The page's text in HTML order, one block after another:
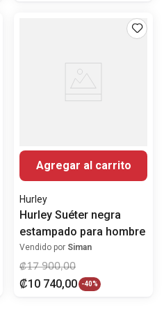
Agregar al carrito
Hurley
Hurley Suéter negra
estampado para hombre
Vendido por Siman
₡17 900,00
₡10 740,00 -40%